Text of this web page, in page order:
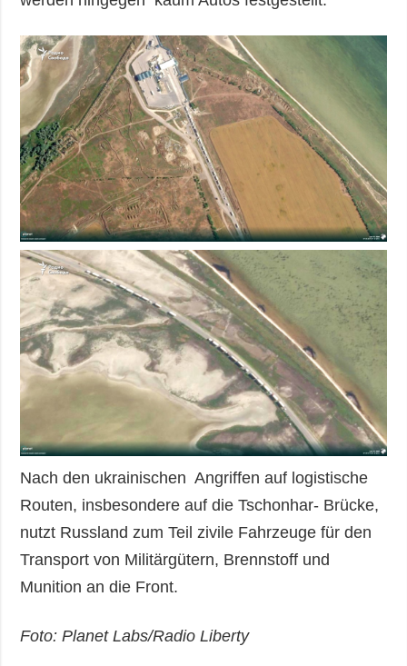
Nach den ukrainischen Angriffen auf logistische
Routen, insbesondere auf die Tschonhar- Brücke,
nutzt Russland zum Teil zivile Fahrzeuge für den
Transport von Militärgütern, Brennstoff und
Munition an die Front.
Foto: Planet Labs/Radio Liberty